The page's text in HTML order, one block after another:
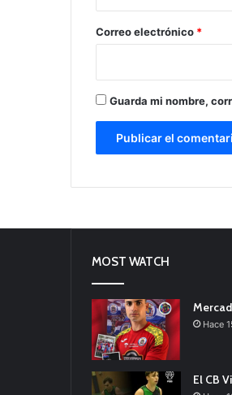
*
Correo electrónico *
Guarda mi nombre,
MOST WATCH
Hace
El CB